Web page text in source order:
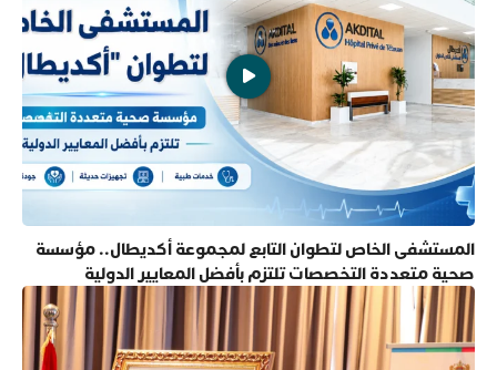
المستشفى الخاص لتطوان التابع لمجموعة أكديطال.. مؤسسة
صحية متعددة التخصصات تلتزم بأفضل المعايير الدولية